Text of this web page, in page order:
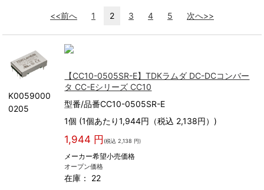
<<前へ 1 2 3 4 5 次へ>>
K0059000
0205
【CC10-0505SR-E】TDKラムダ DC-DCコンバー
タ CC-Eシリーズ CC10
型番/品番CC10-0505SR-E
1個 (1個あたり1,944円（税込 2,138円）)
1,944 円 (税込 2,138 円)
メーカー希望小売価格
オープン価格
在庫： 22